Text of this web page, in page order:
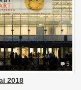
5
2018